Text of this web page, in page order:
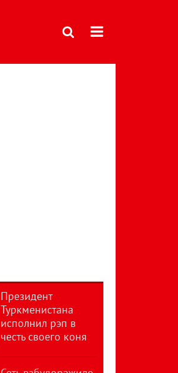
Президент
Туркменистана
исполнил рэп в
честь своего коня